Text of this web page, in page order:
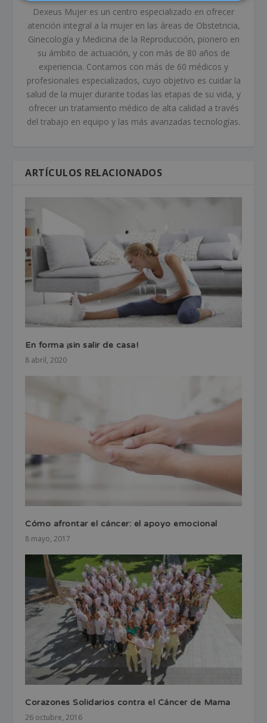
Dexeus Mujer es un centro especializado en ofrecer
atención integral a la mujer en las áreas de Obstetricia,
Ginecología y Medicina de la Reproducción, pionero en
su ámbito de actuación, y con más de 80 años de
experiencia. Contamos con más de 60 médicos y
profesionales especializados, cuyo objetivo es cuidar la
salud de la mujer durante todas las etapas de su vida, y
ofrecer un tratamiento médico de alta calidad a través
del trabajo en equipo y las más avanzadas tecnologías.
ARTÍCULOS RELACIONADOS
En forma ¡sin salir de casa!
8 abril, 2020
Cómo afrontar el cáncer: el apoyo emocional
8 mayo, 2017
Corazones Solidarios contra el Cáncer de Mama
26 octubre, 2016